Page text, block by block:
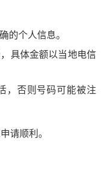
的个人信息。
具体金额以当地电信
，否则号码可能被注
请顺利。